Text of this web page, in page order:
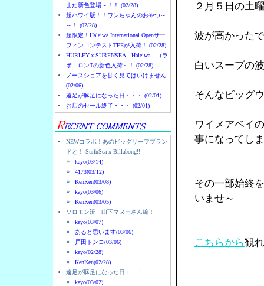
また新色登場～！！ (02/28)
超ハワイ版！！ワンちゃんのおやつ～
～！ (02/28)
超限定！Haleiwa International Openサー
フィンコンテストTEEが入荷！ (02/28)
HURLEYｘSURFNSEA Haleiwa コラ
ボ ロンTの新色入荷～！ (02/28)
ノースショアを甘く見てはいけません
(02/06)
遠足が豚足になった日・・・ (02/01)
お店のセール終了・・・ (02/01)
NEWコラボ！あのビッグサーフブラン
ドと！ SurfnSea x Billabong!!
kayo(03/14)
4173(03/12)
KenKen(03/08)
kayo(03/06)
KenKen(03/05)
ソロモン流 山下マヌーさん編！
kayo(03/07)
あると思います(03/06)
戸田トンコ(03/06)
kayo(02/28)
KenKen(02/28)
遠足が豚足になった日・・・
kayo(03/02)
２月５日の土
波が高かった
白いスープの
そんなビッグ
ワイメアベイ
事になってし
その一部始終
いませ～
こちらから観